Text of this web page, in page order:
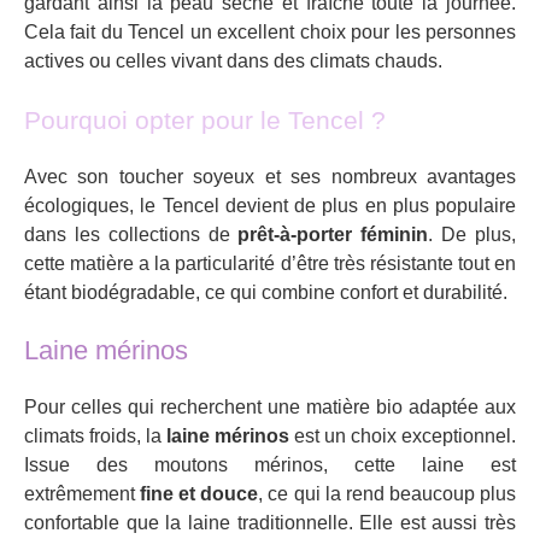
Cela fait du Tencel un excellent choix pour les personnes
actives ou celles vivant dans des climats chauds.
Pourquoi opter pour le Tencel ?
Avec son toucher soyeux et ses nombreux avantages
écologiques, le Tencel devient de plus en plus populaire
dans les collections de prêt-à-porter féminin. De plus,
cette matière a la particularité d’être très résistante tout en
étant biodégradable, ce qui combine confort et durabilité.
Laine mérinos
Pour celles qui recherchent une matière bio adaptée aux
climats froids, la laine mérinos est un choix exceptionnel.
Issue des moutons mérinos, cette laine est
extrêmementfine et douce, ce qui la rend beaucoup plus
confortable que la laine traditionnelle. Elle est aussi très